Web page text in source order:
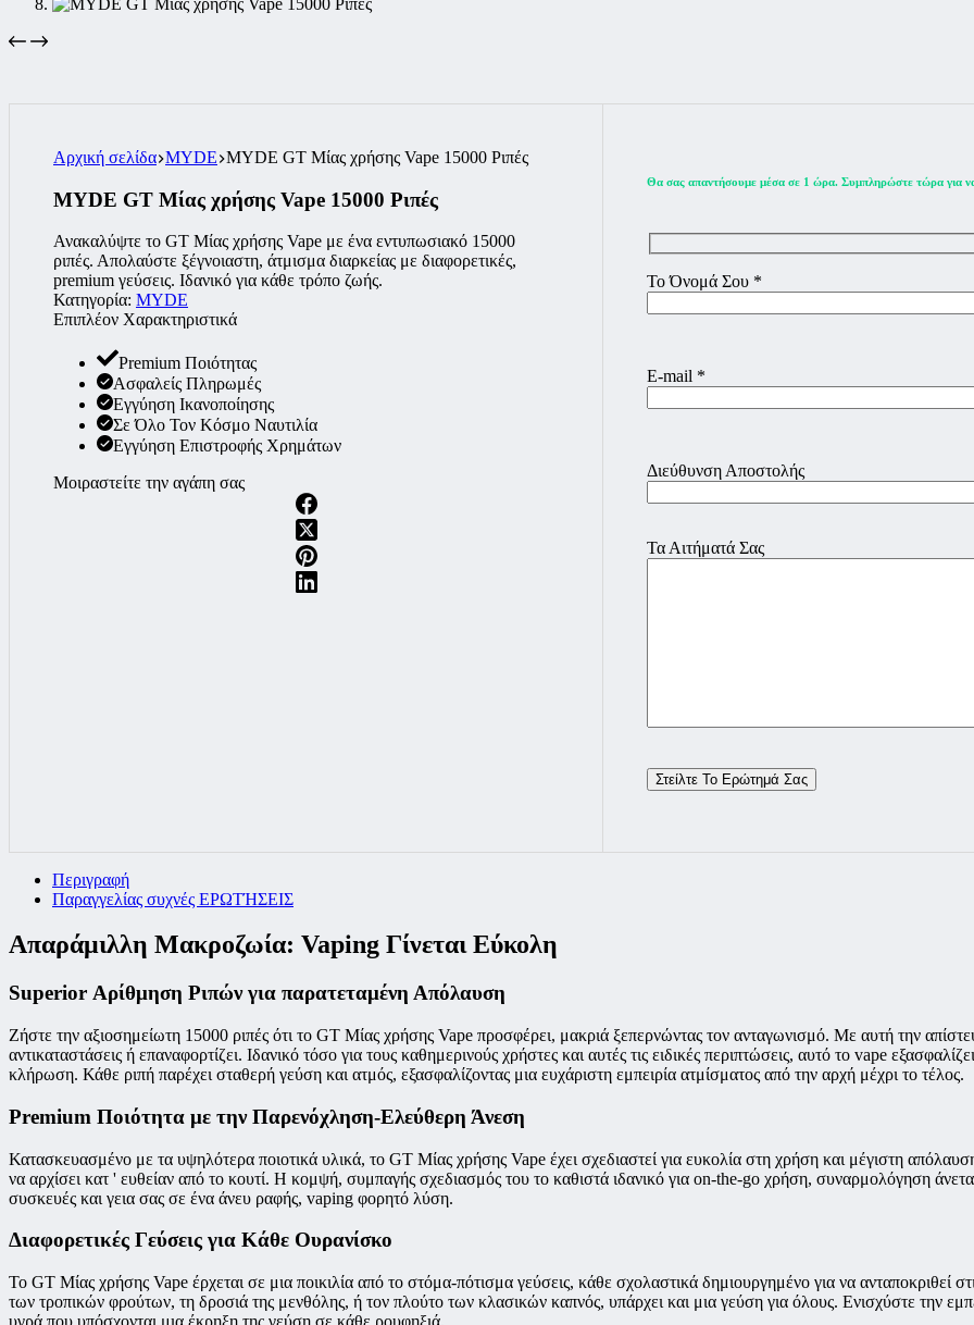
Αρχική σελίδα MYDE MYDE GT Μίας χρήσης Vape 15000 Ριπές
MYDE GT Μίας χρήσης Vape 15000 Ριπές
Ανακαλύψτε το GT Μίας χρήσης Vape με ένα εντυπωσιακό 15000
ριπές. Απολαύστε ξέγνοιαστη, άτμισμα διαρκείας με διαφορετικές,
premium γεύσεις. Ιδανικό για κάθε τρόπο ζωής.
Κατηγορία: MYDE
Επιπλέον Χαρακτηριστικά
Premium Ποιότητας
Ασφαλείς Πληρωμές
Εγγύηση Ικανοποίησης
Σε Όλο Τον Κόσμο Ναυτιλία
Εγγύηση Επιστροφής Χρημάτων
Μοιραστείτε την αγάπη σας
Θα σας απαντήσουμε μέσα σε 1 ώρα. Συμπληρώστε τώρα για να
Το Όνομά Σου *
E-mail *
Διεύθυνση Αποστολής
Τα Αιτήματά Σας
Περιγραφή
Παραγγελίας συχνές ΕΡΩΤΉΣΕΙΣ
Απαράμιλλη Μακροζωία: Vaping Γίνεται Εύκολη
Superior Αρίθμηση Ριπών για παρατεταμένη Απόλαυση
Ζήστε την αξιοσημείωτη 15000 ριπές ότι το GT Μίας χρήσης Vape προσφέρει, μακριά ξεπερνώντας τον ανταγωνισμό. Με αυτή την
αντικαταστάσεις ή επαναφορτίζει. Ιδανικό τόσο για τους καθημερινούς χρήστες και αυτές τις ειδικές περιπτώσεις, αυτό το vape
κλήρωση. Κάθε ριπή παρέχει σταθερή γεύση και ατμός, εξασφαλίζοντας μια ευχάριστη εμπειρία ατμίσματος από την αρχή μέχρι το τέλος.
Premium Ποιότητα με την Παρενόχληση-Ελεύθερη Άνεση
Κατασκευασμένο με τα υψηλότερα ποιοτικά υλικά, το GT Μίας χρήσης Vape έχει σχεδιαστεί για ευκολία στη χρήση και μέγιστη
να αρχίσει κατ ' ευθείαν από το κουτί. Η κομψή, συμπαγής σχεδιασμός του το καθιστά ιδανικό για on-the-go χρήση, συναρμολόγηση
συσκευές και γεια σας σε ένα άνευ ραφής, vaping φορητό λύση.
Διαφορετικές Γεύσεις για Κάθε Ουρανίσκο
Το GT Μίας χρήσης Vape έρχεται σε μια ποικιλία από το στόμα-πότισμα γεύσεις, κάθε σχολαστικά δημιουργημένο για να ανταποκριθεί
των τροπικών φρούτων, τη δροσιά της μενθόλης, ή τον πλούτο των κλασικών καπνός, υπάρχει και μια γεύση για όλους. Ενισχύστε την
υγρά που υπόσχονται μια έκρηξη της γεύση σε κάθε ρουφηξιά.